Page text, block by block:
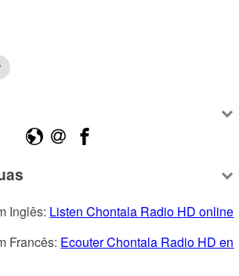
Inglês: Listen Chontala Radio HD online
Francês: Ecouter Chontala Radio HD en